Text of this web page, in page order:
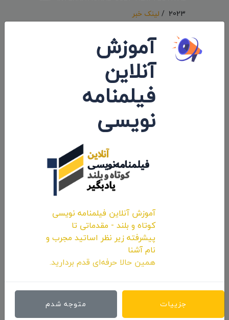
2023 /
لینک خبر
فیلم «MUMBAI INTERNATIONAL CULT FILM
FESTIVAL» هند - 2023 /
نامزد «بهترین بازیگر مکمل زن» در جشنواره
بین‌المللی فیلم «MUMBAI INTERNATIONAL
CULT FILM FESTIVAL» هند - 2023 /
MONTES DE MARIA AUDIOVISUAL FESTIVAL -
لینک خبر
حضور در جشنواره بین‌المللی «Art Without
Disability Film Festival» انگلستان - 2022 /
حضور در جشنواره بین‌المللی «Cineaste
آموزش
آنلاین
فیلمنامه
نویسی
آموزش آنلاین فیلمنامه نویسی
کوتاه و بلند - مقدماتی تا
پیشرفته زیر نظر اساتید مجرب و
نام آشنا
همین حالا حرفه‌ای قدم بردارید.
جزییات متوجه شدم